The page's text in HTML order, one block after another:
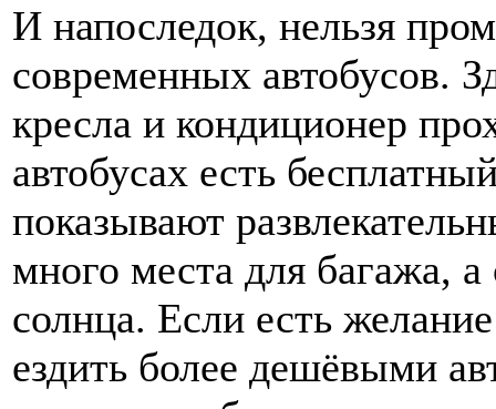
И напоследок, нельзя
современных автобусов.
кресла и кондиционер
автобусах есть
показывают
много места для багажа, а
солнца. Если есть
ездить более дешёвыми